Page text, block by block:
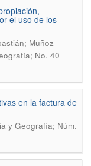
el uso de los
Muñoz
No. 40
en la factura de
y Geografía; Núm.